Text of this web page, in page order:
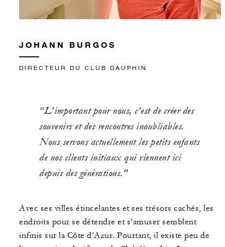
JOHANN BURGOS
DIRECTEUR DU CLUB DAUPHIN
Avec ses villes étincelantes et ses trésors cachés, les
endroits pour se détendre et s’amuser semblent
infinis sur la Côte d’Azur. Pourtant, il existe peu de
“L’important pour nous, c’est de créer des
souvenirs et des rencontres inoubliables.
Nous servons actuellement les petits enfants
de nos clients initiaux qui viennent ici
depuis des générations."